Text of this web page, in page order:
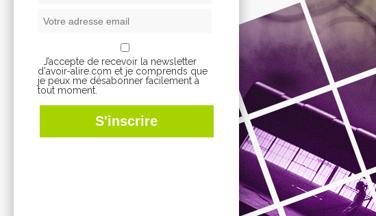
J’accepte de recevoir la newsletter
d'avoir-alire.com et je comprends que
je peux me désabonner facilement à
tout moment.